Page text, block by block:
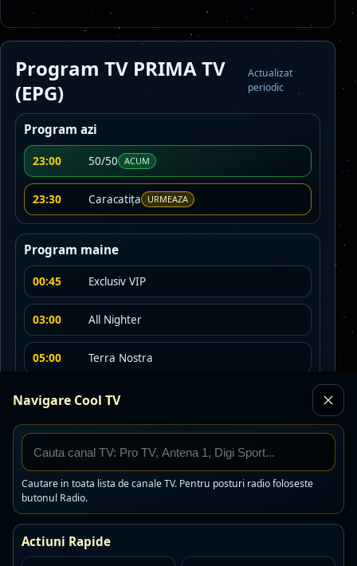
Navigare Cool TV
Cautare in toata lista de canale TV. Pentru posturi radio foloseste
butonul Radio.
Actiuni Rapide
Program TV PRIMA TV
(EPG)
Actualizat
periodic
Program azi
23:00 50/50 ACUM
23:30 Caracatița URMEAZA
Program maine
00:45 Exclusiv VIP
03:00 All Nighter
05:00 Terra Nostra
06:00 Focus
07:00 Exclusiv VIP
09:00 Iubiri secrete
10:00 Terra Nostra
11:00 Teleshopping